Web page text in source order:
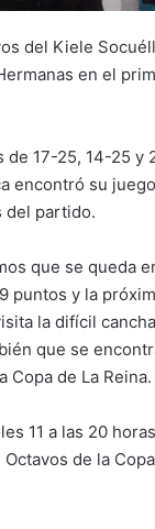
del Kiele
en el
de 17-25, 14-25 y
encontró su
del partido.
que se queda
puntos y la
la difícil
que se
Copa de La Reina.
11 a las 20
de la